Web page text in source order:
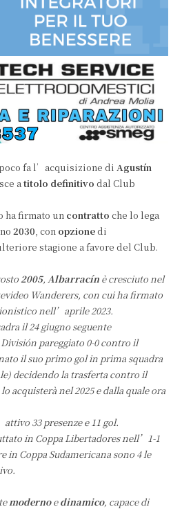
fa l’acquisizione di Agustín
atitolo definitivo dal Club
ha firmato un contratto che lo lega
2030, con opzionedi
stagione a favore del Club.
2005, Albarracín è cresciuto nel
Wanderers, con cui ha firmato
nell’aprile 2023.
il 24 giugno seguente
pareggiato 0-0 contro il
il suo primo gol in prima squadra
decidendo la trasferta contro il
acquisterà nel 2025 e dalla quale ora
33 presenze e 11 gol.
in Coppa Libertadores nell’1-1
in Coppa Sudamericana sono 4 le
modernoedinamico, capace di